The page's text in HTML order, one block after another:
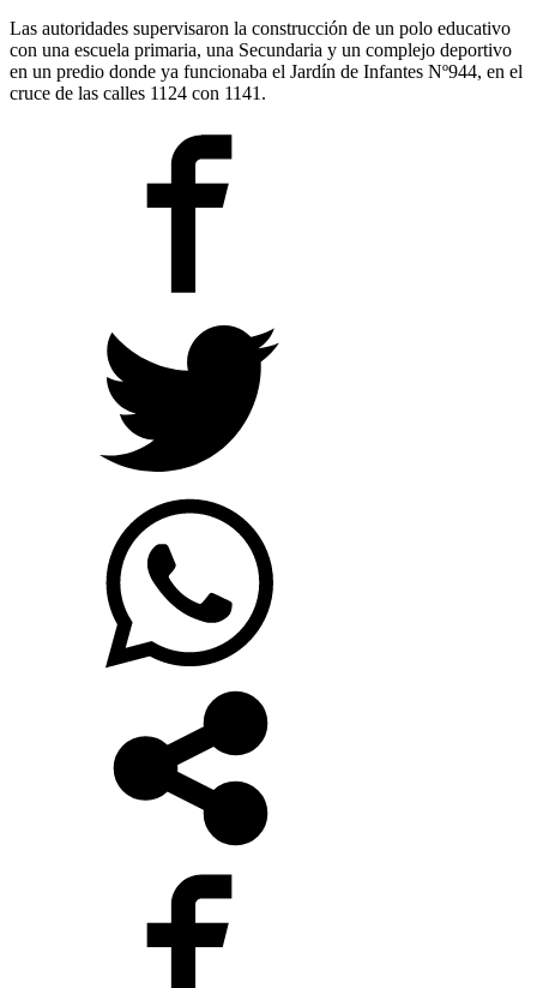
Las autoridades supervisaron la construcción de un polo educativo
con una escuela primaria, una Secundaria y un complejo deportivo
en un predio donde ya funcionaba el Jardín de Infantes Nº944, en el
cruce de las calles 1124 con 1141.